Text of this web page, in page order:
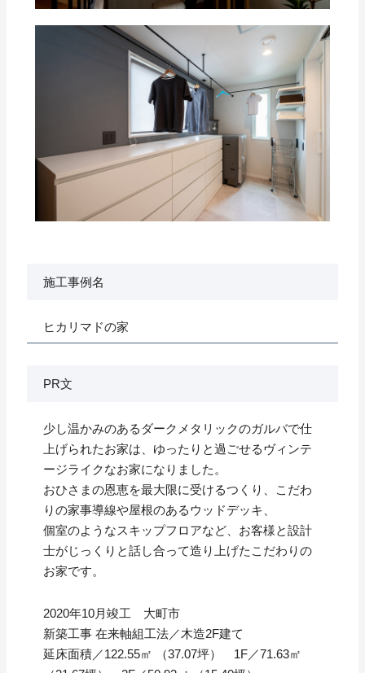
施工事例名
ヒカリマドの家
PR文
少し温かみのあるダークメタリックのガルバで仕
上げられたお家は、ゆったりと過ごせるヴィンテ
ージライクなお家になりました。
おひさまの恩恵を最大限に受けるつくり、こだわ
りの家事導線や屋根のあるウッドデッキ、
個室のようなスキップフロアなど、お客様と設計
士がじっくりと話し合って造り上げたこだわりの
お家です。
2020年10月竣工 大町市
新築工事 在来軸組工法／木造2F建て
延床面積／122.55㎡ （37.07坪） 1F／71.63㎡